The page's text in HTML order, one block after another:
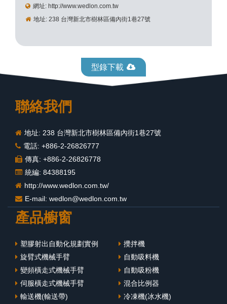
網址: http://www.wedlon.com.tw
地址: 238 台灣新北市樹林區備內街1巷27號
型錄下載
聯絡我們
地址: 238 台灣新北市樹林區備內街1巷27號
電話: +886-2-26826777
傳真: +886-2-26826778
統編: 84388195
http://www.wedlon.com.tw/
E-mail: wedlon@wedlon.com.tw
產品櫥窗
塑膠射出自動化規劃實例
旋臂式機械手臂
變頻橫走式機械手臂
伺服橫走式機械手臂
輸送機(輸送帶)
攪拌機
自動吸料機
自動吸粉機
混合比例器
冷凍機(冰水機)